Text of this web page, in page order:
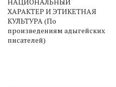
ХАРАКТЕР И ЭТИКЕТНАЯ
КУЛЬТУРА (По
произведениям адыгейских
писателей)